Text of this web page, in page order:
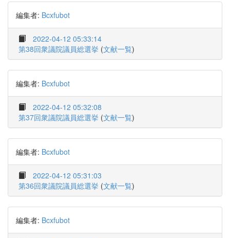
編集者: Bcxfubot
2022-04-12 05:33:14
第38回衆議院議員総選挙 (文献一覧)
編集者: Bcxfubot
2022-04-12 05:32:08
第37回衆議院議員総選挙 (文献一覧)
編集者: Bcxfubot
2022-04-12 05:31:03
第36回衆議院議員総選挙 (文献一覧)
編集者: Bcxfubot